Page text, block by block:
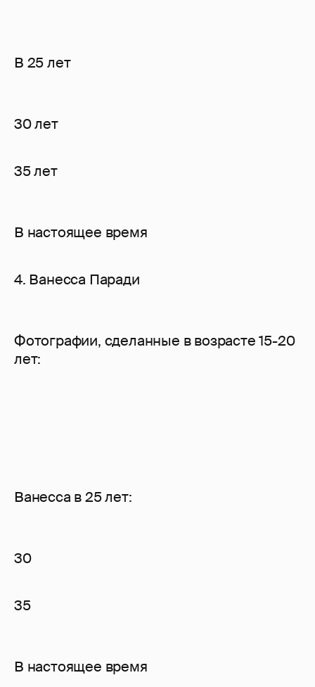
В 25 лет
30 лет
35 лет
В настоящее время
4. Ванесса Паради
Фотографии, сделанные в возрасте 15-20
лет:
Ванесса в 25 лет:
30
35
В настоящее время